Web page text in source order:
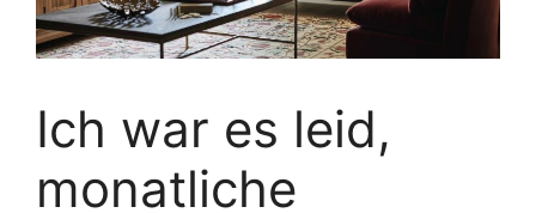
Ich war es leid,
monatliche